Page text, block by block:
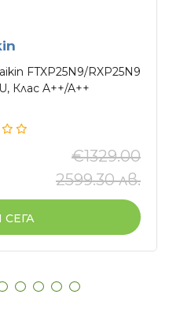
FTXP25N9/RXP25N9
Клас A++/A++
€1329.00
2599.30 лв.